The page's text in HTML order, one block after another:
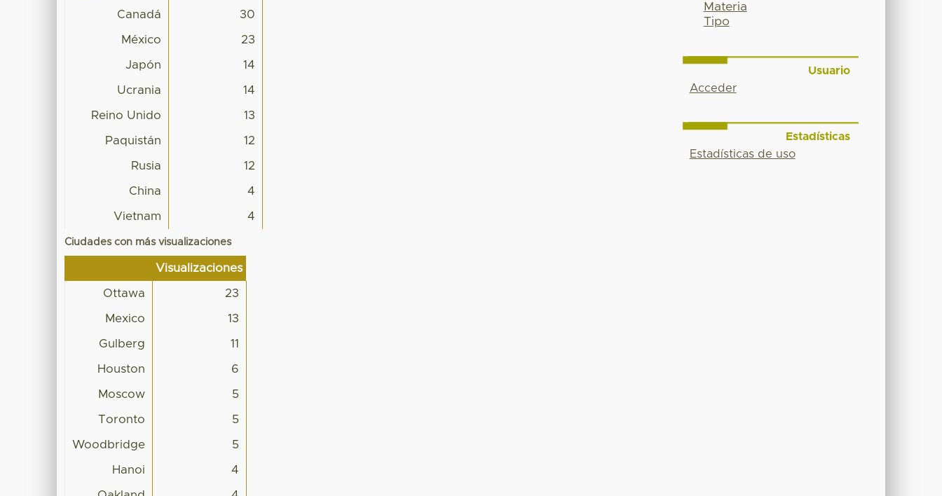
Canadá 30
México 23
Japón 14
Ucrania 14
Reino Unido 13
Paquistán 12
Rusia 12
China 4
Vietnam 4
Ciudades con más visualizaciones
Visualizaciones
Ottawa 23
Mexico 13
Gulberg 11
Houston 6
Moscow 5
Toronto 5
Woodbridge 5
Hanoi 4
Materia
Tipo
Usuario
Acceder
Estadísticas
Estadísticas de uso